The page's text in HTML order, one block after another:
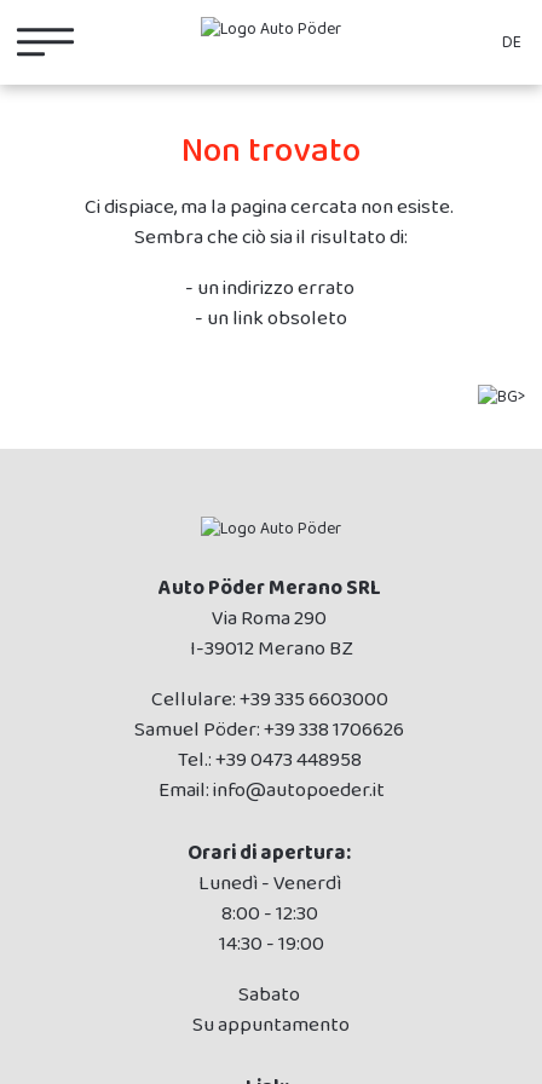
Non trovato
Ci dispiace, ma la pagina cercata non esiste.
Sembra che ciò sia il risultato di:
- un indirizzo errato
- un link obsoleto
DE
Auto Pöder Merano SRL
Via Roma 290
I-39012 Merano BZ
Cellulare:+39 335 6603000
Samuel Pöder:+39 338 1706626
Tel.:+39 0473 448958
Email:info@autopoeder.it
Orari di apertura:
Lunedì - Venerdì
8:00 - 12:30
14:30 - 19:00
Sabato
Su appuntamento